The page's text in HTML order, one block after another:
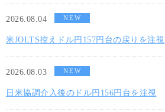
2026.08.04 NEW
米JOLTS控えドル円157円台の戻りを注視
2026.08.03 NEW
日米協調介入後のドル円156円台を注視